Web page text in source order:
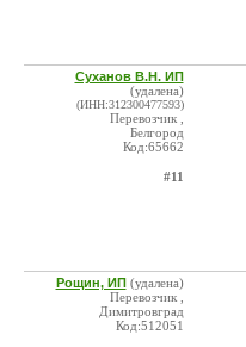
Суханов В.Н. ИП
(удалена)
(ИНН:312300477593)
Перевозчик ,
Белгород
Код:65662
#11
Рощин, ИП (удалена)
Перевозчик ,
Димитровград
Код:512051